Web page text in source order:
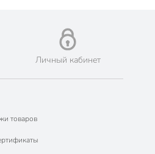
Личный кабинет
товаров